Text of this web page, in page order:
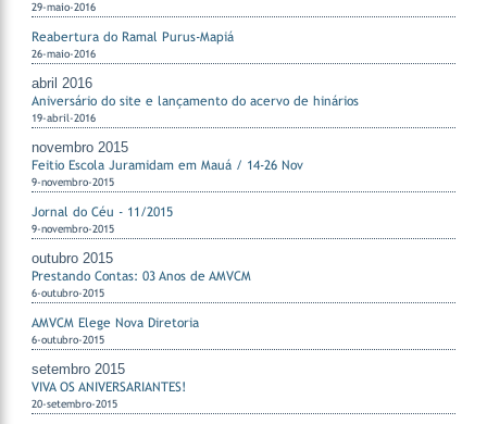
29-maio-2016
Reabertura do Ramal Purus-Mapiá
26-maio-2016
abril 2016
Aniversário do site e lançamento do acervo de hinários
19-abril-2016
novembro 2015
Feitio Escola Juramidam em Mauá / 14-26 Nov
9-novembro-2015
Jornal do Céu - 11/2015
9-novembro-2015
outubro 2015
Prestando Contas: 03 Anos de AMVCM
6-outubro-2015
AMVCM Elege Nova Diretoria
6-outubro-2015
setembro 2015
VIVA OS ANIVERSARIANTES!
20-setembro-2015